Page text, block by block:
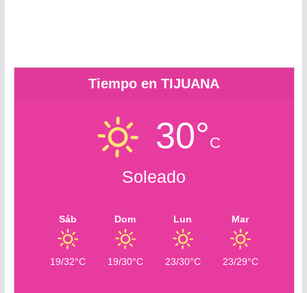
Tiempo en TIJUANA
30°C
Soleado
Sáb
19/32°C
Dom
19/30°C
Lun
23/30°C
Mar
23/29°C